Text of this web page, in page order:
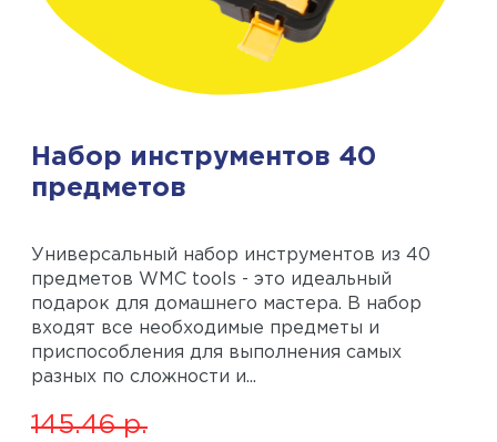
Набор инструментов 40
предметов
Универсальный набор инструментов из 40
предметов WMC tools - это идеальный
подарок для домашнего мастера. В набор
входят все необходимые предметы и
приспособления для выполнения самых
разных по сложности и...
145.46р.